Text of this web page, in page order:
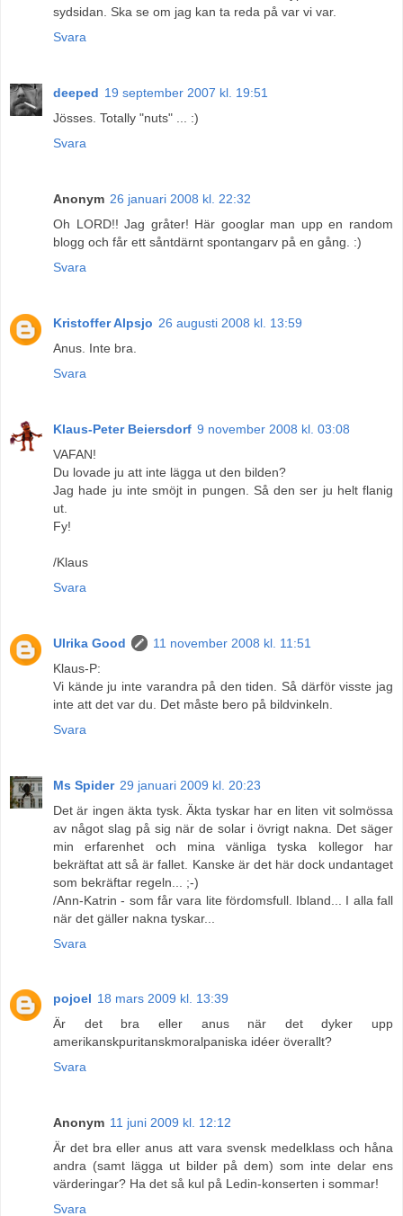
sydsidan. Ska se om jag kan ta reda på var vi var.
Svara
deeped 19 september 2007 kl. 19:51
Jösses. Totally "nuts" ... :)
Svara
Anonym 26 januari 2008 kl. 22:32
Oh LORD!! Jag gråter! Här googlar man upp en random
blogg och får ett såntdärnt spontangarv på en gång. :)
Svara
Kristoffer Alpsjo 26 augusti 2008 kl. 13:59
Anus. Inte bra.
Svara
Klaus-Peter Beiersdorf 9 november 2008 kl. 03:08
VAFAN!
Du lovade ju att inte lägga ut den bilden?
Jag hade ju inte smöjt in pungen. Så den ser ju helt flanig
ut.
Fy!
/Klaus
Svara
Ulrika Good
11 november 2008 kl. 11:51
Klaus-P:
Vi kände ju inte varandra på den tiden. Så därför visste jag
inte att det var du. Det måste bero på bildvinkeln.
Svara
Ms Spider 29 januari 2009 kl. 20:23
Det är ingen äkta tysk. Äkta tyskar har en liten vit solmössa
av något slag på sig när de solar i övrigt nakna. Det säger
min erfarenhet och mina vänliga tyska kollegor har
bekräftat att så är fallet. Kanske är det här dock undantaget
som bekräftar regeln... ;-)
/Ann-Katrin - som får vara lite fördomsfull. Ibland... I alla fall
när det gäller nakna tyskar...
Svara
pojoel 18 mars 2009 kl. 13:39
Är det bra eller anus när det dyker upp
amerikanskpuritanskmoralpaniska idéer överallt?
Svara
Anonym 11 juni 2009 kl. 12:12
Är det bra eller anus att vara svensk medelklass och håna
andra (samt lägga ut bilder på dem) som inte delar ens
värderingar? Ha det så kul på Ledin-konserten i sommar!
Svara